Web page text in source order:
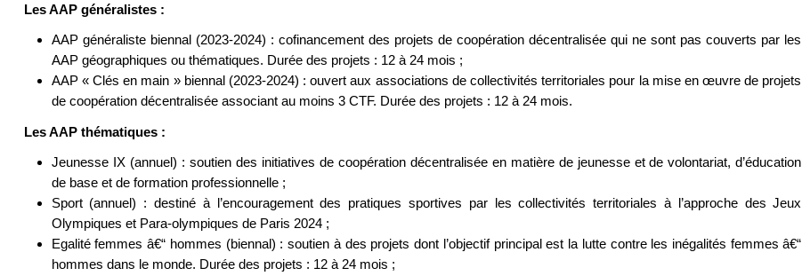
Les AAP généralistes :
AAP généraliste biennal (2023-2024) : cofinancement des projets de coopération décentralisée qui ne sont pas couverts par les
AAP géographiques ou thématiques. Durée des projets : 12 à 24 mois ;
AAP « Clés en main » biennal (2023-2024) : ouvert aux associations de collectivités territoriales pour la mise en œuvre de projets
de coopération décentralisée associant au moins 3 CTF. Durée des projets : 12 à 24 mois.
Les AAP thématiques :
Jeunesse IX (annuel) : soutien des initiatives de coopération décentralisée en matière de jeunesse et de volontariat, d’éducation
de base et de formation professionnelle ;
Sport (annuel) : destiné à l’encouragement des pratiques sportives par les collectivités territoriales à l’approche des Jeux
Olympiques et Para-olympiques de Paris 2024 ;
Egalité femmes â€“ hommes (biennal) : soutien à des projets dont l’objectif principal est la lutte contre les inégalités femmes â€“
hommes dans le monde. Durée des projets : 12 à 24 mois ;